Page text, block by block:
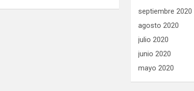
septiembre 2020
agosto 2020
julio 2020
junio 2020
mayo 2020